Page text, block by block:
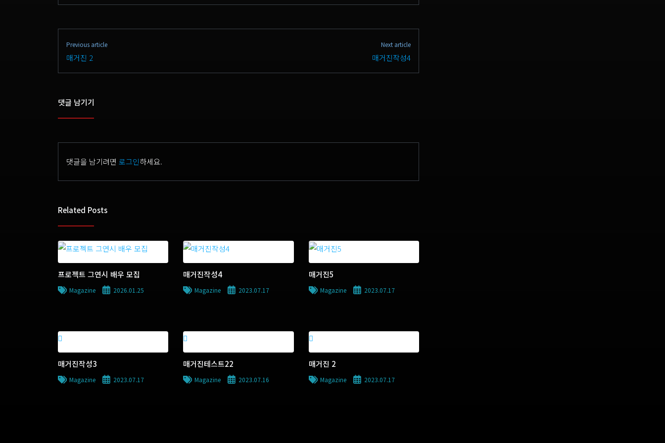
Previous article
매거진 2
Next article
매거진작성4
댓글 남기기
댓글을 남기려면 로그인하세요.
Related Posts
프로젝트 그연시 배우 모집
Magazine 2026.01.25
매거진작성4
Magazine 2023.07.17
매거진5
Magazine 2023.07.17
매거진작성3
Magazine 2023.07.17
매거진테스트22
Magazine 2023.07.16
매거진 2
Magazine 2023.07.17